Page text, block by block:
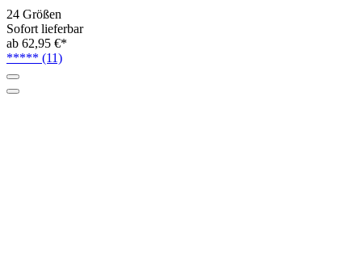
24 Größen
Sofort lieferbar
ab 62,95 €*
***** (11)